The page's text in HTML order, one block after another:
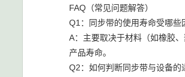
FAQ（常见问题解答）
Q1：同步带的使用寿命受哪些
A：主要取决于材料（如橡胶
产品寿命。
Q2：如何判断同步带与设备的